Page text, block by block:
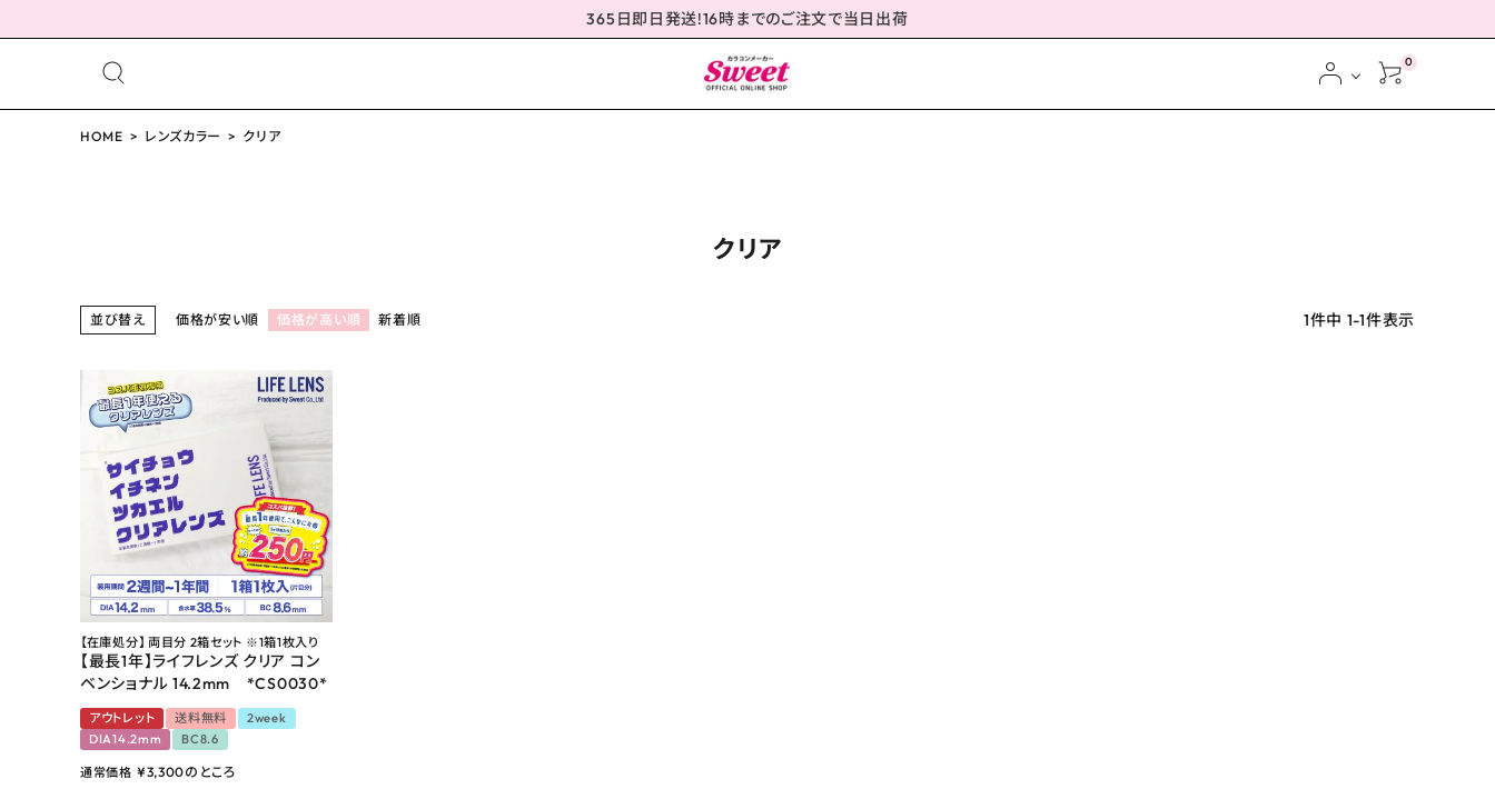
365日即日発送!16時までのご注文で当日出荷
0
ログイン person 会員登録
お支払い方法について
お買い物ガイド
お問い合わせ
ブログページ
HOME レンズカラー クリア
クリア
並び替え 価格が安い順 価格が高い順 新着順 1件中 1-1件表示
【在庫処分】 両目分 2箱セット ※1箱1枚入り
【最長1年】ライフレンズ クリア コン
ベンショナル 14.2mm *CS0030*
アウトレット 送料無料
2week
DIA14.2mm
BC8.6
通常価格 ¥3,300のところ